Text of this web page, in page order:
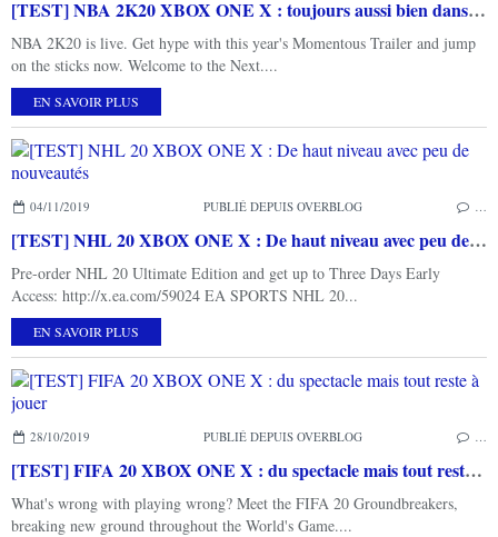
[TEST] NBA 2K20 XBOX ONE X : toujours aussi bien dans ses baskets!
NBA 2K20 is live. Get hype with this year's Momentous Trailer and jump
on the sticks now. Welcome to the Next....
EN SAVOIR PLUS
04/11/2019 PUBLIÉ DEPUIS OVERBLOG
[TEST] NHL 20 XBOX ONE X : De haut niveau avec peu de nouveautés
Pre-order NHL 20 Ultimate Edition and get up to Three Days Early
Access: http://x.ea.com/59024 EA SPORTS NHL 20...
EN SAVOIR PLUS
28/10/2019 PUBLIÉ DEPUIS OVERBLOG
[TEST] FIFA 20 XBOX ONE X : du spectacle mais tout reste à jouer
What's wrong with playing wrong? Meet the FIFA 20 Groundbreakers,
breaking new ground throughout the World's Game....